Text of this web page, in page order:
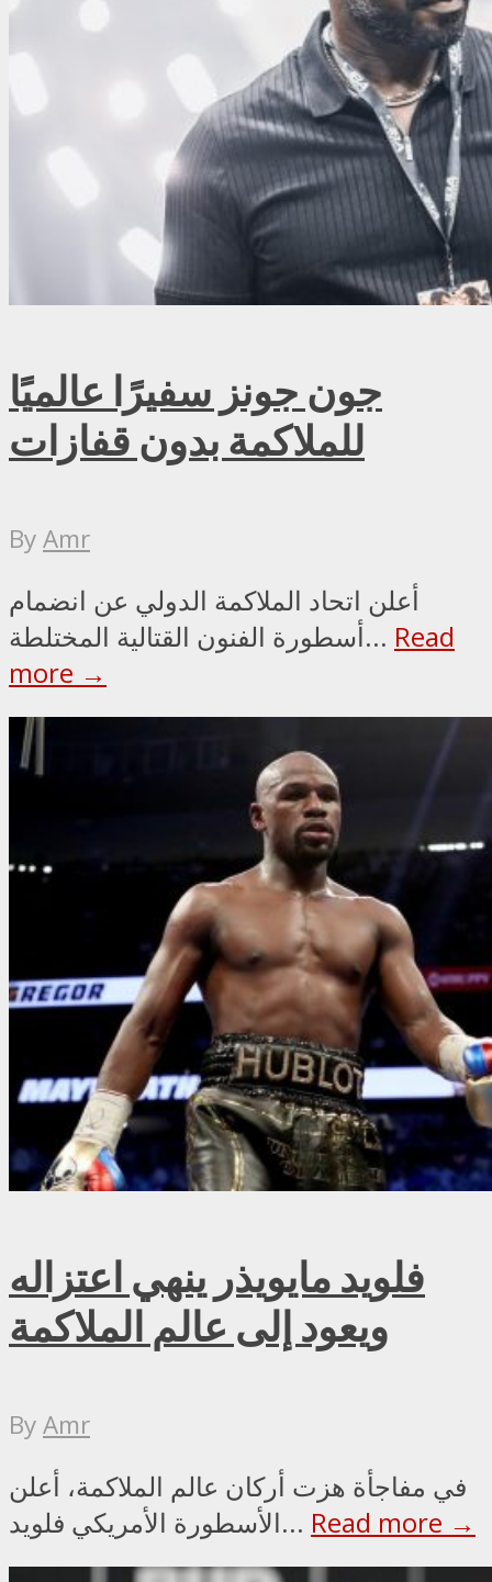
جون جونز سفيرًا عالميًا
للملاكمة بدون قفازات
ByAmr
أعلن اتحاد الملاكمة الدولي عن انضمام
أسطورة الفنون القتالية المختلطة... Read
more →
فلويد مايويذر ينهي اعتزاله
ويعود إلى عالم الملاكمة
ByAmr
في مفاجأة هزت أركان عالم الملاكمة، أعلن
الأسطورة الأمريكي فلويد... Read more →